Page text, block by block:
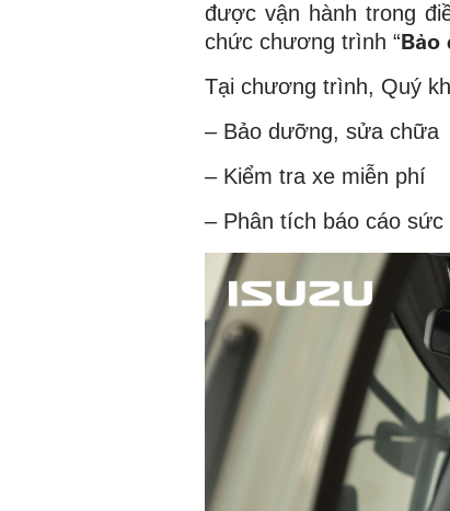
được vận hành trong
chức chương trình “Bảo
Tại chương trình, Quý
– Bảo dưỡng, sửa chữa
– Kiểm tra xe miễn phí
– Phân tích báo cáo sức